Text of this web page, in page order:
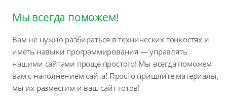
Мы всегда поможем!
Вам не нужно разбираться в технических тонкостях и
иметь навыки программирования — управлять
нашими сайтами проще простого! Мы всегда поможем
вам с наполнением сайта! Просто пришлите материалы,
мы их разместим и ваш сайт готов!